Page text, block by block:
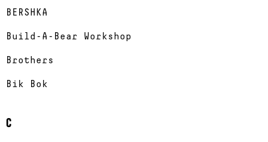
BERSHKA
Build-A-Bear Workshop
Brothers
Bik Bok
C